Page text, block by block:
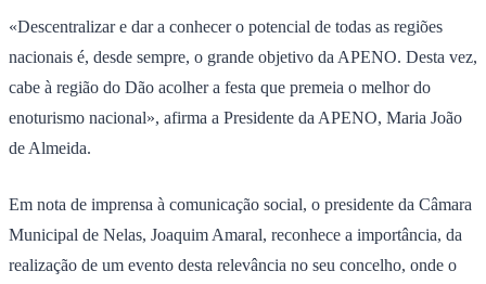
«Descentralizar e dar a conhecer o potencial de todas as regiões
nacionais é, desde sempre, o grande objetivo da APENO. Desta vez,
cabe à região do Dão acolher a festa que premeia o melhor do
enoturismo nacional», afirma a Presidente da APENO, Maria João
de Almeida.
Em nota de imprensa à comunicação social, o presidente da Câmara
Municipal de Nelas, Joaquim Amaral, reconhece a importância, da
realização de um evento desta relevância no seu concelho, onde o